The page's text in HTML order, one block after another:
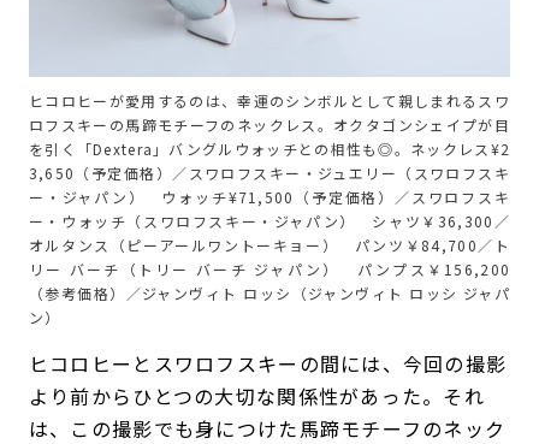
ヒコロヒーが愛用するのは、幸運のシンボルとして親しまれるスワ
ロフスキーの馬蹄モチーフのネックレス。オクタゴンシェイプが目
を引く「Dextera」バングルウォッチとの相性も◎。ネックレス¥2
3,650（予定価格）／スワロフスキー・ジュエリー（スワロフスキ
ー・ジャパン） ウォッチ¥71,500（予定価格）／スワロフスキ
ー・ウォッチ（スワロフスキー・ジャパン） シャツ￥36,300／
オルタンス（ピーアールワントーキョー） パンツ￥84,700／ト
リー バーチ（トリー バーチ ジャパン） パンプス￥156,200
（参考価格）／ジャンヴィト ロッシ（ジャンヴィト ロッシ ジャパ
ン）
ヒコロヒーとスワロフスキーの間には、今回の撮影
より前からひとつの大切な関係性があった。それ
は、この撮影でも身につけた馬蹄モチーフのネック